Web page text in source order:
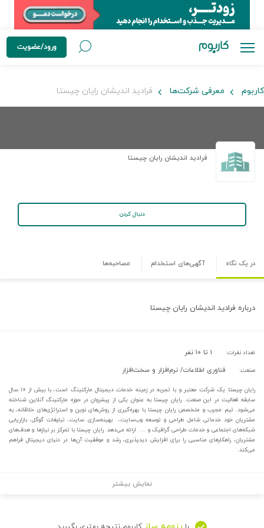
ورود/عضویت
کاربوم معرفی شرکت‌ها فرادید اندیشان رایان چیستا
فرادید اندیشان رایان چیستا
دنبال کردن
در یک نگاه آگهی‌های استخدام مصاحبه‌ها
درباره فرادید اندیشان رایان چیستا
تعداد نفرات: ۱ تا ۱۰ نفر
صنعت: فناوری اطلاعات/ نرم‌افزار و سخت‌افزار
رایان چیستا یک شرکت معتبر و با تجربه در زمینه خدمات دیجیتال مارکتینگ است، با بیش از ۱۰ سال
سابقه فعالیت در این صنعت. رایان چیستا به عنوان یکی از پیشروان در حوزه مارکتینگ آنلاین شناخته
می‌شود. تیم مجرب و متخصص رایان چیستا با بهره‌گیری از روش‌های نوین و استراتژی‌های خلاقانه، به
مشتریان خود خدماتی شامل طراحی و توسعه وب‌سایت، بهینه‌سازی سایت، تبلیغات گوگل، بازاریابی
شبکه‌های اجتماعی و خدمات طراحی گرافیک و ... ارائه می‌دهد. رایان چیستا با تمرکز بر نیازها و هدف‌های
مشتریان، راهکارهای مناسبی را برای افزایش دید‌پذیری، رشد و موفقیت آن‌ها در دنیای دیجیتال فراهم
می‌کند.
نمایش بیشتر